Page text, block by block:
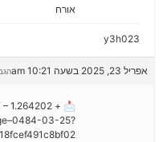
אורח
y3h023
אפריל 23, 2025 בשעה 10:21 am
–
03-25?
📩